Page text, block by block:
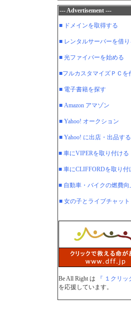
--- Advertisement ---
■ ドメインを取得する
■ レンタルサーバーを借り
■ 光ファイバーを始める
■フルカスタマイズＰＣを
■ 電子書籍を探す
■ Amazon アマゾン
■ Yahoo! オークション
■ Yahoo! に出店・出品する
■ 車にVIPERを取り付ける
■ 車にCLIFFORDを取り付
■ 自動車・バイクの燃費向
■ 女の子とライブチャット
Be All Right は
『 １クリッ
を応援しています。